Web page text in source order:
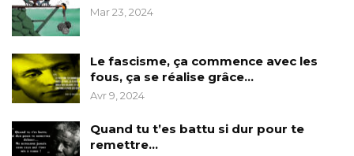
Mar 23, 2024
Le fascisme, ça commence avec les
fous, ça se réalise grâce…
Avr 9, 2024
Quand tu t’es battu si dur pour te
remettre…